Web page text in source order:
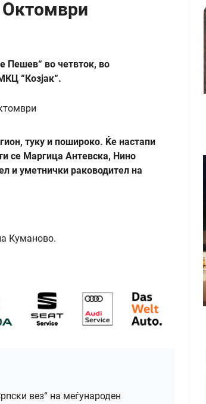
Октомври
Пешев“ во четвток, во
“Козјак“.
туку и пошироко. Ќе настапи
се Маргица Антевска, Нино
и уметнички раководител на
Куманово.